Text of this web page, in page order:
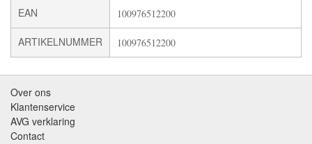
EAN 100976512200
ARTIKELNUMMER 100976512200
Over ons
Klantenservice
AVG verklaring
Contact